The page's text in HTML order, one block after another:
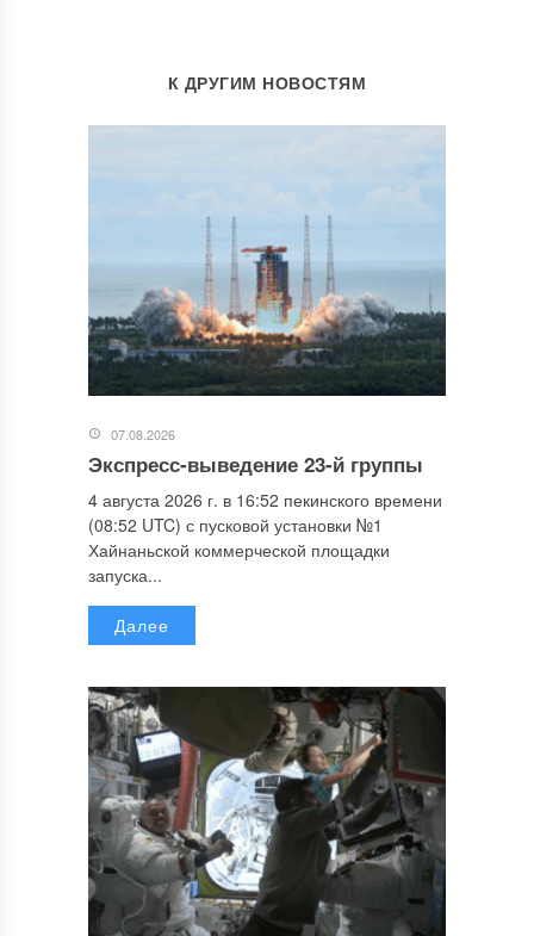
К ДРУГИМ НОВОСТЯМ
07.08.2026
Экспресс-выведение 23-й группы
4 августа 2026 г. в 16:52 пекинского времени
(08:52 UTC) с пусковой установки №1
Хайнаньской коммерческой площадки
запуска...
Далее